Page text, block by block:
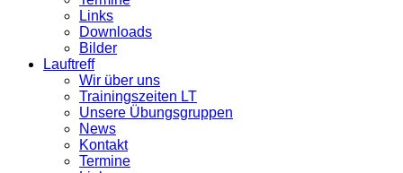
Links
Downloads
Bilder
Lauftreff
Wir über uns
Trainingszeiten LT
Unsere Übungsgruppen
News
Kontakt
Termine